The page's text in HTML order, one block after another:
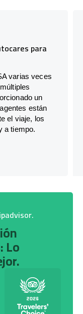
para
varias veces
un
están
el viaje, los
a tiempo.
Lo